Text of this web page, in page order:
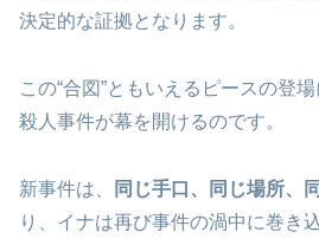
決定的な証拠となります。
この“合図”ともいえるピースの登
殺人事件が幕を開けるのです。
新事件は、 同じ手口、同じ場所、
り、イナは再び事件の渦中に巻き